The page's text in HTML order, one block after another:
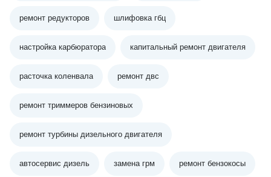
ремонт редукторов шлифовка гбц
настройка карбюратора капитальный ремонт двигателя
расточка коленвала ремонт двс
ремонт триммеров бензиновых
ремонт турбины дизельного двигателя
автосервис дизель замена грм ремонт бензокосы